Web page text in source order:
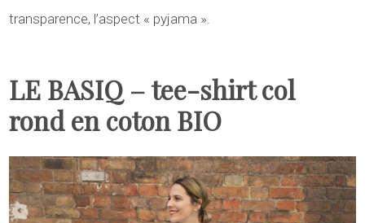
transparence, l’aspect « pyjama ».
LE BASIQ – tee-shirt col
rond en coton BIO